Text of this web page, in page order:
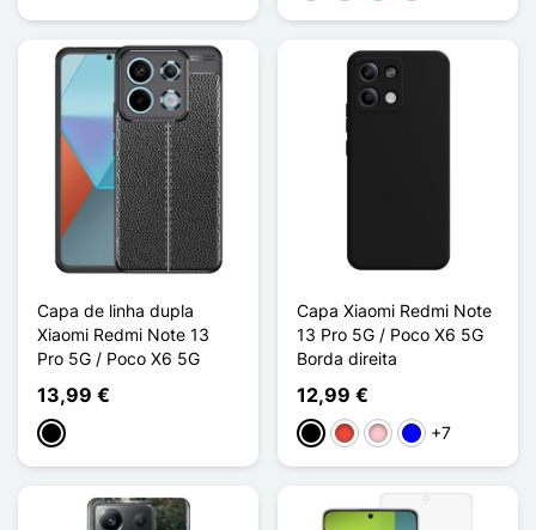
Capa de linha dupla
Xiaomi Redmi Note 13
Pro 5G / Poco X6 5G
13,99 €
Preto
Capa Xiaomi Redmi Note
13 Pro 5G / Poco X6 5G
Borda direita
12,99 €
PretoVermelho
RosaAzul+7